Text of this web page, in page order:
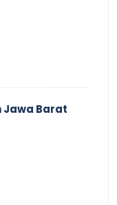
Jawa Barat